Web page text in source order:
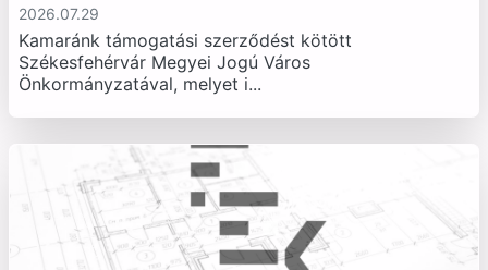
2026.07.29
Kamaránk támogatási szerződést kötött
Székesfehérvár Megyei Jogú Város
Önkormányzatával, melyet i...